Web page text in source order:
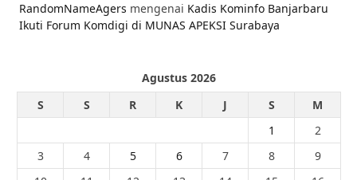
RandomNameAgers mengenai Kadis Kominfo Banjarbaru
Ikuti Forum Komdigi di MUNAS APEKSI Surabaya
Agustus 2026
S
S R K J S
M
1
2
3
4 5 6 7 8
9